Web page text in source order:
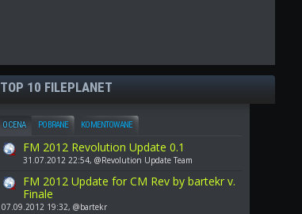
TOP 10 FILEPLANET
OCENA POBRANE KOMENTOWANE
FM 2012 Revolution Update 0.1
31.07.2012 22:54, @Revolution Update Team
FM 2012 Update for CM Rev by bartekr v.
Finale
07.09.2012 19:32, @bartekr